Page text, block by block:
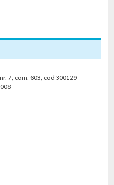
7, cam. 603, cod 300129